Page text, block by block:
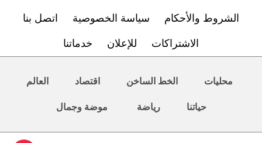
الشروط والأحكام سياسة الخصوصية اتصل بنا
الاشتراكات للإعلان خدماتنا
محليات الخط الساخن اقتصاد العالم
حياتنا رياضة موضة وجمال